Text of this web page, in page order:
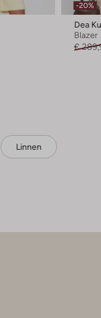
-20%
Dea
Blazer
€
Linnen